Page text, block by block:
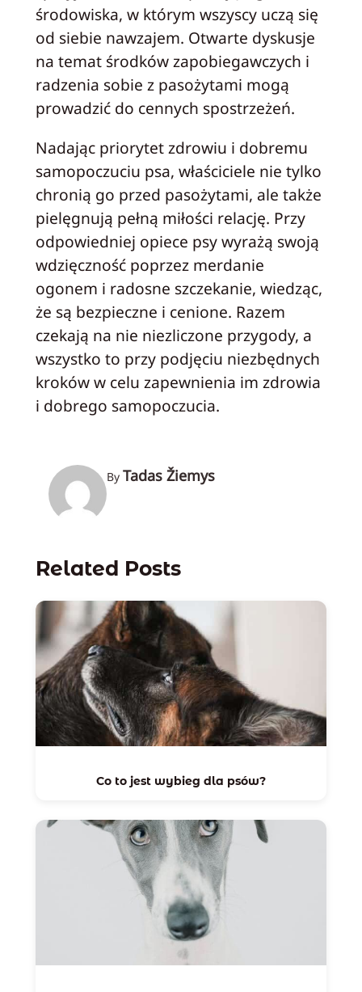
środowiska, w którym wszyscy uczą się
od siebie nawzajem. Otwarte dyskusje
na temat środków zapobiegawczych i
radzenia sobie z pasożytami mogą
prowadzić do cennych spostrzeżeń.
Nadając priorytet zdrowiu i dobremu
samopoczuciu psa, właściciele nie tylko
chronią go przed pasożytami, ale także
pielęgnują pełną miłości relację. Przy
odpowiedniej opiece psy wyrażą swoją
wdzięczność poprzez merdanie
ogonem i radosne szczekanie, wiedząc,
że są bezpieczne i cenione. Razem
czekają na nie niezliczone przygody, a
wszystko to przy podjęciu niezbędnych
kroków w celu zapewnienia im zdrowia
i dobrego samopoczucia.
By Tadas Žiemys
Related Posts
Co to jest wybieg dla psów?